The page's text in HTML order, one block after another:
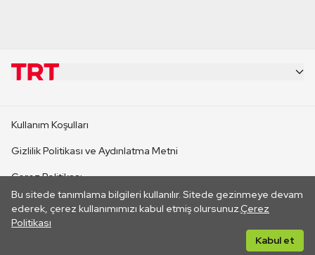
Bu sitede tanımlama bilgileri kullanılır. Sitede gezinmeye devam
ederek, çerez kullanımımızı kabul etmiş olursunuz.Çerez
Politikası
Kabul et
CANLI YAYINLAR
Kullanım Koşulları
Gizlilik Politikası ve Aydınlatma Metni
Çerez Politikası
İletişim
Her hakkı saklıdır. ©2026 TRT. Bağlantı yoluyla gidilen dış